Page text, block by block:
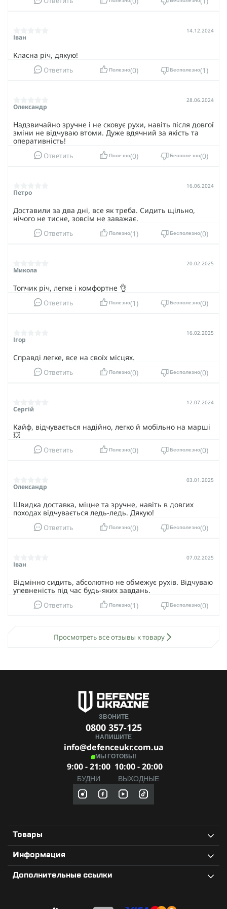
Іван
14.12.2024
Класна річ, дякую!
Ответить Полезно 0 Бесполезно 1
Олександр
28.06.2024
Надзвичайно зручне і не сковує рухи, навіть після довгої
зміни не відчуваю втоми. Дуже вдячний за якість та
оперативність!
Ответить Полезно 0 Бесполезно 0
Петро
16.06.2024
Доставили за два дні, все як треба. Сидить щільно,
нічого не тисне, зовсім не заважає.
Ответить Полезно 1 Бесполезно 0
Микола
20.02.2025
Топчик річ, легке і комфортне 👌
Ответить Полезно 1 Бесполезно 0
Ігор
16.02.2025
Справді легке, все на своїх місцях.
Ответить Полезно 0 Бесполезно 0
Сергій
12.07.2024
Кайф, відчувається надійно, легко й мобільно на марші
💥
Ответить Полезно 0 Бесполезно 0
Олександр
03.01.2025
Швидка доставка, міцне та зручне, навіть в довгих
походах відчувається ледь-ледь. Дякую!
Ответить Полезно 0 Бесполезно 0
Іван
07.02.2025
Відмінно сидить, абсолютно не обмежує рухів. Відчуваю
упевненість під час будь-яких завдань.
Ответить Полезно 1 Бесполезно 0
Просмотреть все отзывы к товару
ЗВОНИТЕ
0800 357-125
НАПИШИТЕ
info@defenceukr.com.ua
МЫ ГОТОВЫ!
9:00 - 21:00
БУДНИ
10:00 - 20:00
ВЫХОДНЫЕ
Товары
Информация
Дополнительные ссылки